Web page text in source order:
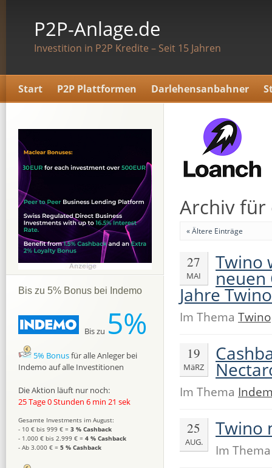
P2P-Anlage.de
Investition in P2P Kredite – Seit 15 Jahren
Start P2P Plattformen Darlehensanbahner
Archiv für
« Ältere Einträge
27
MAI
Twino
neuen
Jahre Twino
Im Thema Twino
19
MäRZ
Im Thema
25
AUG.
Twino
Im
Bis zu 5% Bonus bei Indemo
Bis zu 5%
5% Bonusfür alle Anleger bei
Indemo auf alle Investitionen
Die Aktion läuft nur noch:
25 Tage 0 Stunden 6 min 20 sek
Gesamte Investments im August:
- 10 € bis 999 € = 3 % Cashback
- 1.000 € bis 2.999 € = 4 % Cashback
- Ab 3.000 € = 5 % Cashback